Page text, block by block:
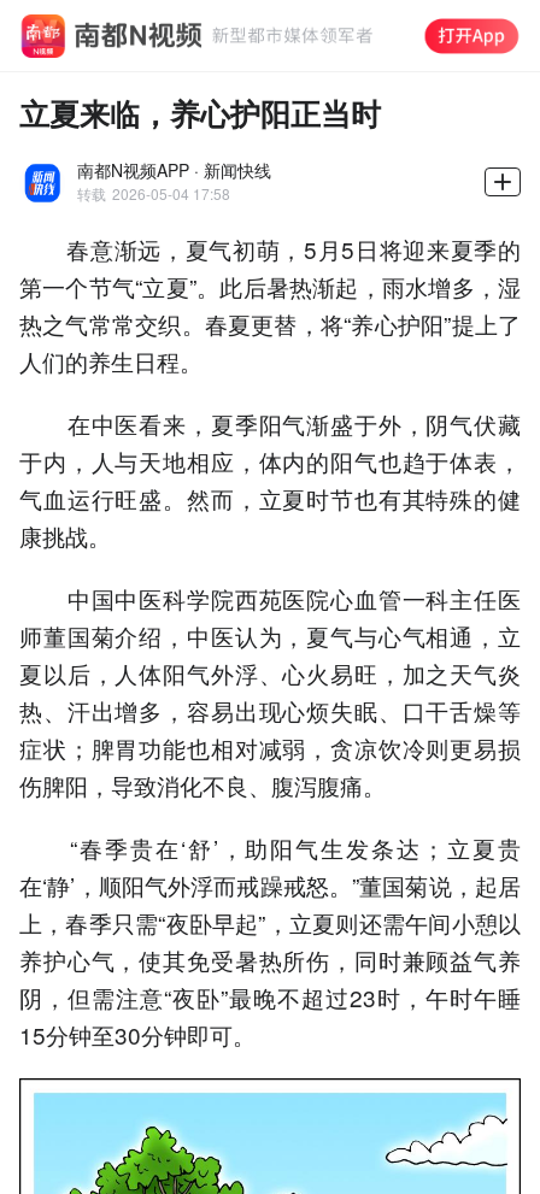
立夏来临，养心护阳正当时
南都N视频APP · 新闻快线
转载 2026-05-04 17:58
春意渐远，夏气初萌，5月5日将迎来夏季的
第一个节气“立夏”。此后暑热渐起，雨水增多，湿
热之气常常交织。春夏更替，将“养心护阳”提上了
人们的养生日程。
在中医看来，夏季阳气渐盛于外，阴气伏藏
于内，人与天地相应，体内的阳气也趋于体表，
气血运行旺盛。然而，立夏时节也有其特殊的健
康挑战。
中国中医科学院西苑医院心血管一科主任医
师董国菊介绍，中医认为，夏气与心气相通，立
夏以后，人体阳气外浮、心火易旺，加之天气炎
热、汗出增多，容易出现心烦失眠、口干舌燥等
症状；脾胃功能也相对减弱，贪凉饮冷则更易损
伤脾阳，导致消化不良、腹泻腹痛。
“春季贵在‘舒’，助阳气生发条达；立夏贵
在‘静’，顺阳气外浮而戒躁戒怒。”董国菊说，起居
上，春季只需“夜卧早起”，立夏则还需午间小憩以
养护心气，使其免受暑热所伤，同时兼顾益气养
阴，但需注意“夜卧”最晚不超过23时，午时午睡
15分钟至30分钟即可。